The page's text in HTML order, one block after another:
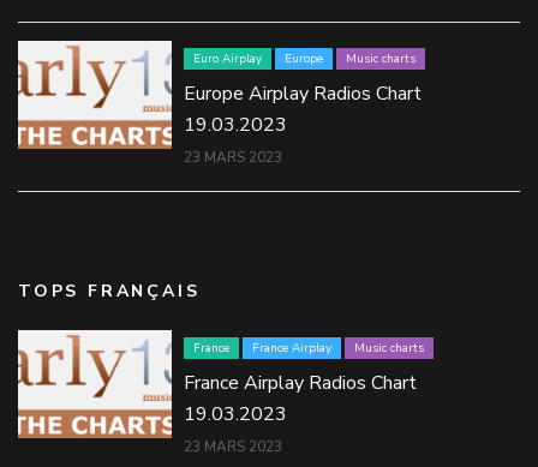
Euro Airplay Europe Music charts
Europe Airplay Radios Chart
19.03.2023
23 MARS 2023
TOPS FRANÇAIS
France France Airplay Music charts
France Airplay Radios Chart
19.03.2023
23 MARS 2023